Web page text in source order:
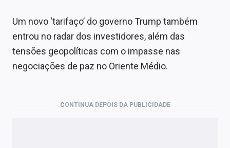
Um novo ‘tarifaço’ do governo Trump também
entrou no radar dos investidores, além das
tensões geopolíticas com o impasse nas
negociações de paz no Oriente Médio.
CONTINUA DEPOIS DA PUBLICIDADE